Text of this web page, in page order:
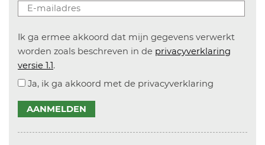
Ik ga ermee akkoord dat mijn gegevens verwerkt
worden zoals beschreven in de privacyverklaring
versie 1.1.
Ja, ik ga akkoord met de privacyverklaring
AANMELDEN